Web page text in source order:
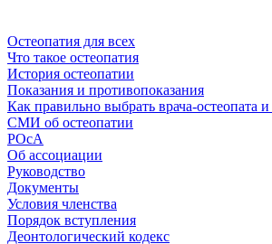
Остеопатия для всех
Что такое остеопатия
История остеопатии
Показания и противопоказания
Как правильно выбрать врача-остеопата
СМИ об остеопатии
РОсА
Об ассоциации
Руководство
Документы
Условия членства
Порядок вступления
Деонтологический кодекс